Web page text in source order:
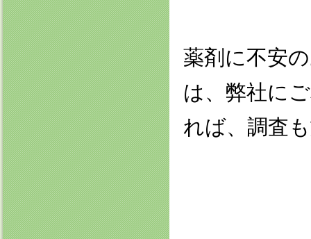
薬剤に不安
は、弊社に
れば、調査